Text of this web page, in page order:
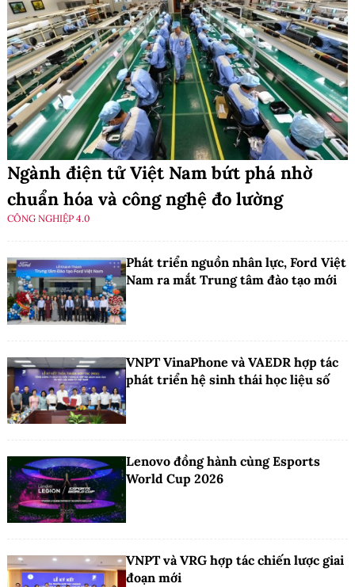
Ngành điện tử Việt Nam bứt phá nhờ
chuẩn hóa và công nghệ đo lường
CÔNG NGHIỆP 4.0
Phát triển nguồn nhân lực, Ford Việt
Nam ra mắt Trung tâm đào tạo mới
VNPT VinaPhone và VAEDR hợp tác
phát triển hệ sinh thái học liệu số
Lenovo đồng hành cùng Esports
World Cup 2026
VNPT và VRG hợp tác chiến lược giai
đoạn mới